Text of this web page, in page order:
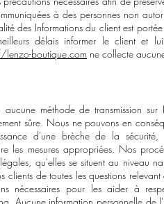
à des personnes non
des Informations du client est
délais informer le client et
lenzo-boutique.com ne collecte
méthode de transmission
sûre. Nous ne pouvons en
d'une brèche de la sécurité,
les mesures appropriées. Nos
qu'elles se situent au niveau
clients de toutes les questions
nécessaires pour les aider à